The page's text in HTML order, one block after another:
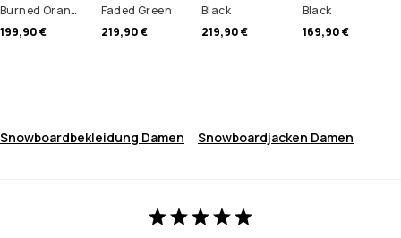
Burned Orange
199,90 €
Faded Green
219,90 €
Black
219,90 €
Black
169,90 €
Snowboardbekleidung Damen Snowboardjacken Damen